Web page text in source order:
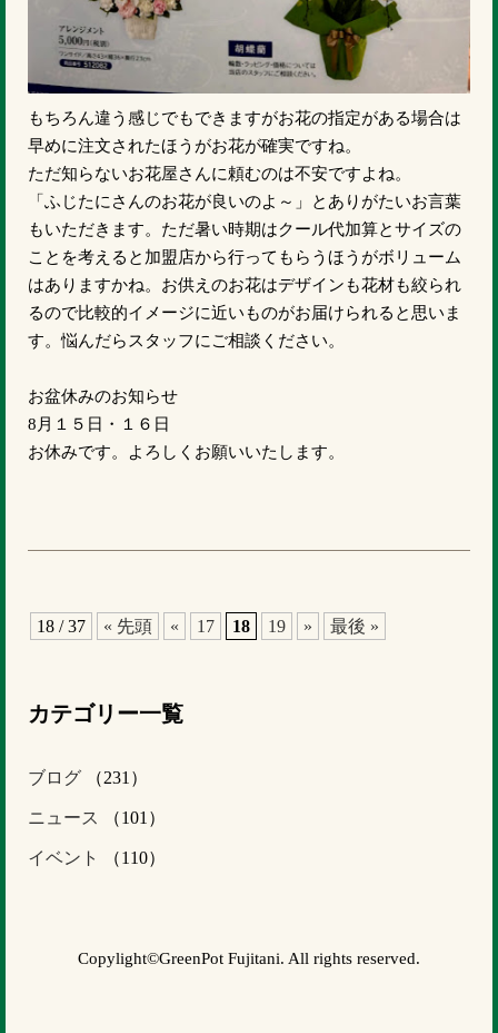
もちろん違う感じでもできますがお花の指定がある場合は
早めに注文されたほうがお花が確実ですね。
ただ知らないお花屋さんに頼むのは不安ですよね。
「ふじたにさんのお花が良いのよ～」とありがたいお言葉
もいただきます。ただ暑い時期はクール代加算とサイズの
ことを考えると加盟店から行ってもらうほうがボリューム
はありますかね。お供えのお花はデザインも花材も絞られ
るので比較的イメージに近いものがお届けられると思いま
す。悩んだらスタッフにご相談ください。
お盆休みのお知らせ
8月１５日・１６日
お休みです。よろしくお願いいたします。
18 / 37 « 先頭 « 17 18 19 » 最後 »
カテゴリー一覧
ブログ （231）
ニュース （101）
イベント （110）
Copylight©GreenPot Fujitani. All rights reserved.